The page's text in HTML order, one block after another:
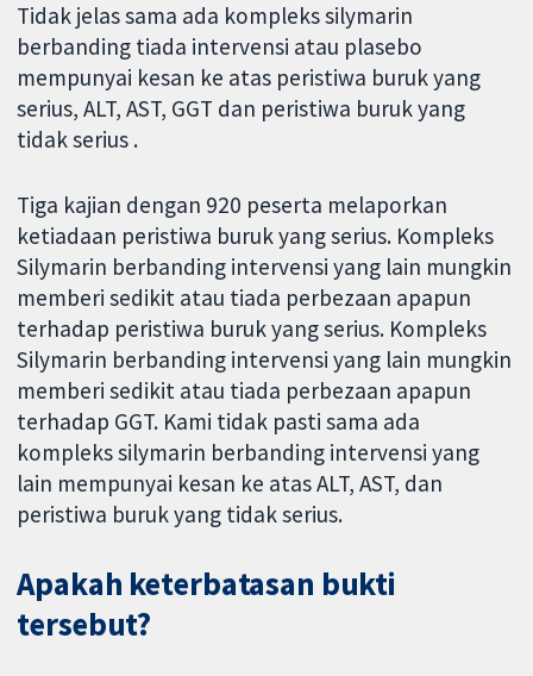
Tidak jelas sama ada kompleks silymarin
berbanding tiada intervensi atau plasebo
mempunyai kesan ke atas peristiwa buruk yang
serius, ALT, AST, GGT dan peristiwa buruk yang
tidak serius .
Tiga kajian dengan 920 peserta melaporkan
ketiadaan peristiwa buruk yang serius. Kompleks
Silymarin berbanding intervensi yang lain mungkin
memberi sedikit atau tiada perbezaan apapun
terhadap peristiwa buruk yang serius. Kompleks
Silymarin berbanding intervensi yang lain mungkin
memberi sedikit atau tiada perbezaan apapun
terhadap GGT. Kami tidak pasti sama ada
kompleks silymarin berbanding intervensi yang
lain mempunyai kesan ke atas ALT, AST, dan
peristiwa buruk yang tidak serius.
Apakah keterbatasan bukti
tersebut?